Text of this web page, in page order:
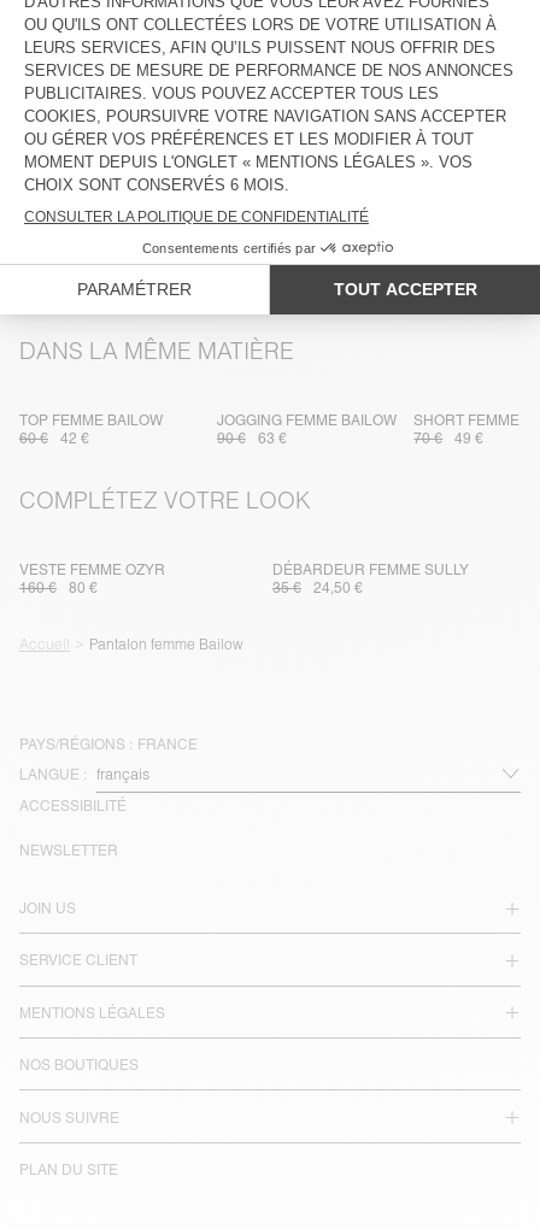
VOIR LA DISPONIBILITE EN MAGASIN
DESCRIPTION
TAILLE ET COUPE
COMPOSITION
ENTRETIEN
TRAÇABILITÉ
LIVRAISON ET RETOURS
DANS LA MÊME MATIÈRE
TOP FEMME BAILOW
60 €
42 €
JOGGING FEMME BAILOW
90 €
63 €
SHORT FEMME
70 €
49 €
COMPLÉTEZ VOTRE LOOK
VESTE FEMME OZYR
160 €
80 €
DÉBARDEUR FEMME SULLY
35 €
24,50 €
Accueil Pantalon femme Bailow
PAYS/RÉGIONS : FRANCE
LANGUE :
ACCESSIBILITÉ
JOIN US
SERVICE CLIENT
MENTIONS LÉGALES
NOS BOUTIQUES
NOUS SUIVRE
PLAN DU SITE
NEWSLETTER